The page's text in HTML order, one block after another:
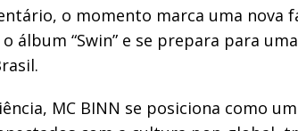
o momento marca uma nova
álbum “Swin” e se prepara para
MC BINN se posiciona como